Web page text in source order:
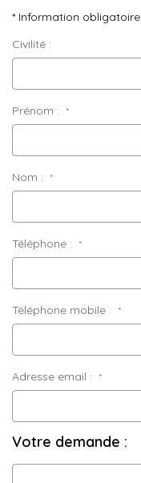
* Information obligatoire
Civilité :
Prénom : *
Nom : *
Téléphone : *
Téléphone mobile : *
Adresse email : *
Votre demande :